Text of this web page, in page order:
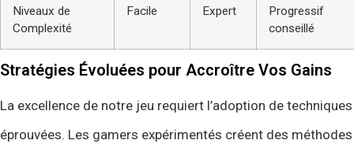
Niveaux de
Complexité
Facile Expert
Progressif
conseillé
Stratégies Évoluées pour Accroître Vos Gains
La excellence de notre jeu requiert l’adoption de techniques
éprouvées. Les gamers expérimentés créent des méthodes